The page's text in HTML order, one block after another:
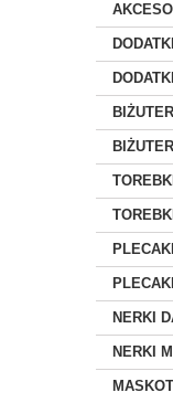
NERKI
NERKI